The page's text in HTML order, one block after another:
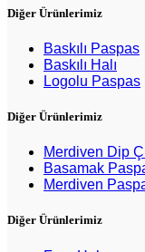
Diğer Ürünlerimiz
Baskılı Paspas
Baskılı Halı
Logolu Paspas
Diğer Ürünlerimiz
Merdiven Dip
Basamak
Merdiven
Diğer Ürünlerimiz